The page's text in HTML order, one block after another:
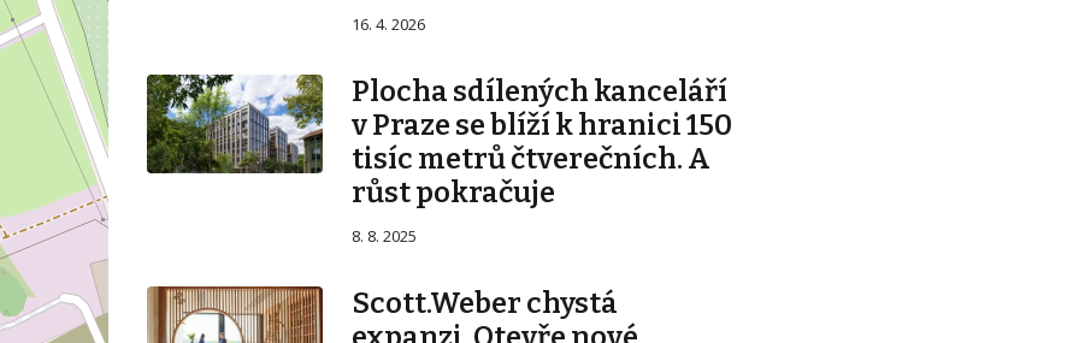
16. 4. 2026
Plocha sdílených kanceláří
v Praze se blíží k hranici 150
tisíc metrů čtverečních. A
růst pokračuje
8. 8. 2025
Scott.Weber chystá